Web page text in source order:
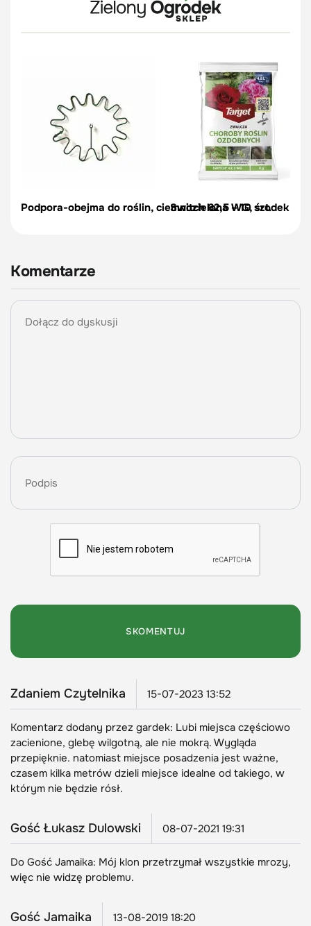
Podpora-obejma do roślin, ciemnozielona – 10 szt.
Switch 62,5 WG, środek
Komentarze
Zdaniem Czytelnika 15-07-2023 13:52
Komentarz dodany przez gardek: Lubi miejsca częściowo
zacienione, glebę wilgotną, ale nie mokrą. Wygląda
przepięknie. natomiast miejsce posadzenia jest ważne,
czasem kilka metrów dzieli miejsce idealne od takiego, w
którym nie będzie rósł.
Gość Łukasz Dulowski 08-07-2021 19:31
Do Gość Jamaika: Mój klon przetrzymał wszystkie mrozy,
więc nie widzę problemu.
Gość Jamaika 13-08-2019 18:20